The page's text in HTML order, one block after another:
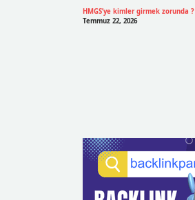
HMGS’ye kimler girmek zorunda ?
Temmuz 22, 2026